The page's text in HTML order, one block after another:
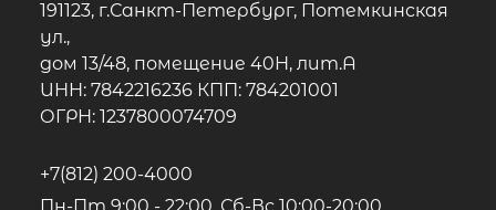
191123, г.Санкт-Петербург, Потемкинская
ул.,
дом 13/48, помещение 40Н, лит.А
ИНН: 7842216236 КПП: 784201001
ОГРН: 1237800074709
+7(812) 200-4000